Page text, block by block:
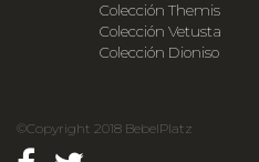
Colección Themis
Colección Vetusta
Colección Dioniso
©Copyright 2018 BebelPlatz